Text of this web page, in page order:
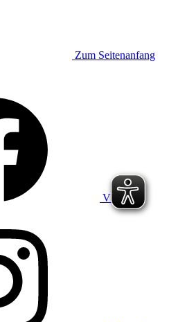
Zum Seitenanfang
VdK auf